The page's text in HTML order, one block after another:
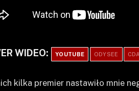
WIDEO: YOUTUBE ODYSEE
kilka premier nastawiło mnie